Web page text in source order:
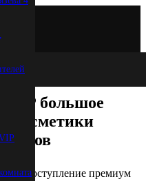
большое
косметики
типов